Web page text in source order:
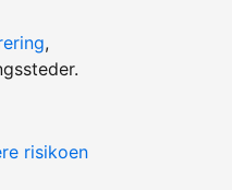
,
risikoen